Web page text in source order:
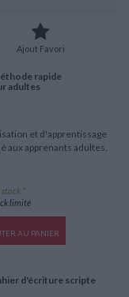
Humour
Géographie
Ajout Favori
rapide
adultes
et d'apprentissage
aux apprenants adultes.
stock *
limité
AU PANIER
d'écriture scripte